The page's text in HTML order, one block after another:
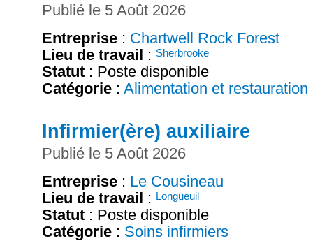
Publié le 5 Août 2026
Entreprise : Chartwell Rock Forest
Lieu de travail : Sherbrooke
Statut : Poste disponible
Catégorie : Alimentation et restauration
Infirmier(ère) auxiliaire
Publié le 5 Août 2026
Entreprise : Le Cousineau
Lieu de travail : Longueuil
Statut : Poste disponible
Catégorie : Soins infirmiers